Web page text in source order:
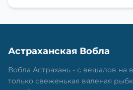
Астраханская Вобла
Вобла Астрахань - с вешалов на
только свеженькая вяленая